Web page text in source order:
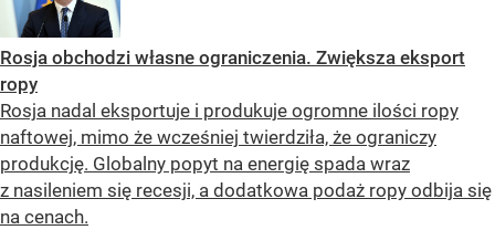
Rosja obchodzi własne ograniczenia. Zwiększa eksport
ropy
Rosja nadal eksportuje i produkuje ogromne ilości ropy
naftowej, mimo że wcześniej twierdziła, że ograniczy
produkcję. Globalny popyt na energię spada wraz
z nasileniem się recesji, a dodatkowa podaż ropy odbija się
na cenach.